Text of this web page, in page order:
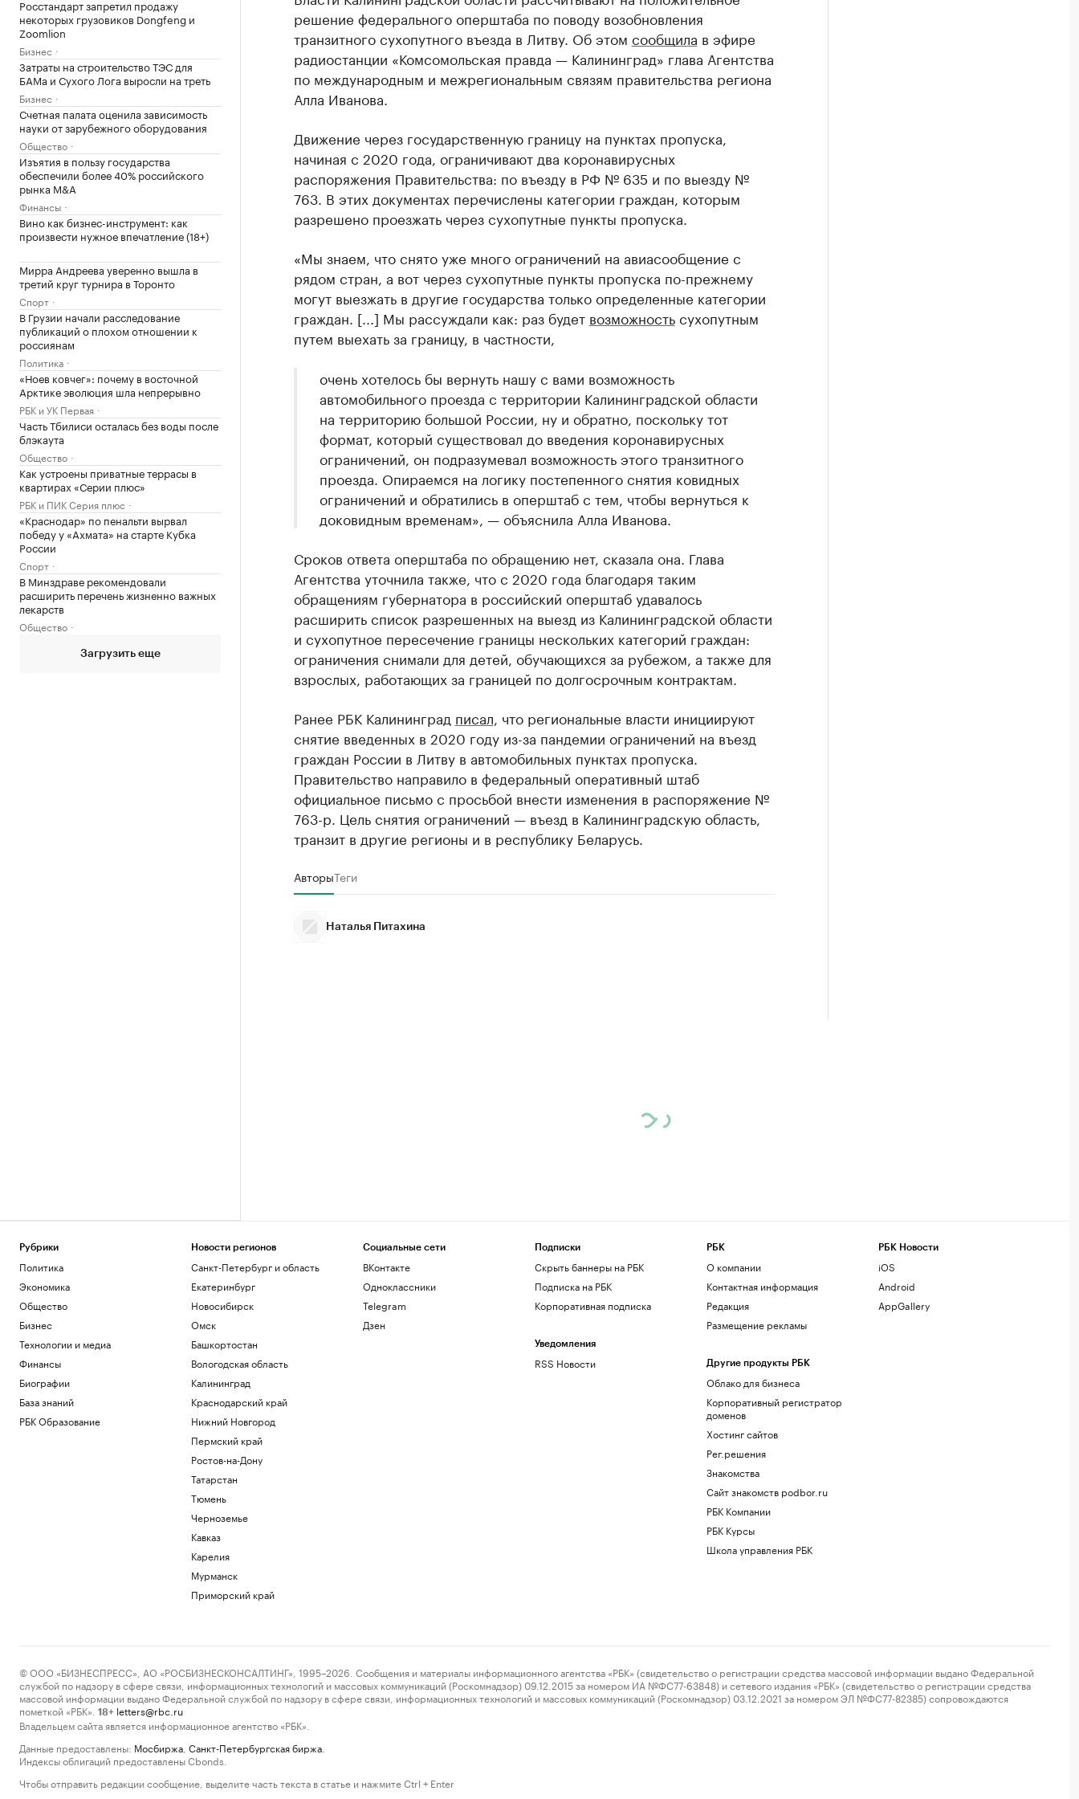
Росстандарт запретил продажу
некоторых грузовиков Dongfeng и
Zoomlion
Бизнес
Затраты на строительство ТЭС для
БАМа и Сухого Лога выросли на треть
Бизнес
Счетная палата оценила зависимость
науки от зарубежного оборудования
Общество
Изъятия в пользу государства
обеспечили более 40% российского
рынка M&A
Финансы
Вино как бизнес-инструмент: как
произвести нужное впечатление (18+)
Мирра Андреева уверенно вышла в
третий круг турнира в Торонто
Спорт
В Грузии начали расследование
публикаций о плохом отношении к
россиянам
Политика
«Ноев ковчег»: почему в восточной
Арктике эволюция шла непрерывно
РБК и УК Первая
Часть Тбилиси осталась без воды после
блэкаута
Общество
Как устроены приватные террасы в
квартирах «Серии плюс»
РБК и ПИК Серия плюс
«Краснодар» по пенальти вырвал
победу у «Ахмата» на старте Кубка
России
Спорт
В Минздраве рекомендовали
расширить перечень жизненно важных
лекарств
Общество
Загрузить еще
решение федерального оперштаба по поводу возобновления
транзитного сухопутного въезда в Литву. Об этом сообщила в эфире
радиостанции «Комсомольская правда — Калининград» глава Агентства
по международным и межрегиональным связям правительства региона
Алла Иванова.
Движение через государственную границу на пунктах пропуска,
начиная с 2020 года, ограничивают два коронавирусных
распоряжения Правительства: по въезду в РФ № 635 и по выезду №
763. В этих документах перечислены категории граждан, которым
разрешено проезжать через сухопутные пункты пропуска.
«Мы знаем, что снято уже много ограничений на авиасообщение с
рядом стран, а вот через сухопутные пункты пропуска по-прежнему
могут выезжать в другие государства только определенные категории
граждан. [...] Мы рассуждали как: раз будет возможностьсухопутным
путем выехать за границу, в частности,
очень хотелось бы вернуть нашу с вами возможность
автомобильного проезда с территории Калининградской области
на территорию большой России, ну и обратно, поскольку тот
формат, который существовал до введения коронавирусных
ограничений, он подразумевал возможность этого транзитного
проезда. Опираемся на логику постепенного снятия ковидных
ограничений и обратились в оперштаб с тем, чтобы вернуться к
доковидным временам», — объяснила Алла Иванова.
Сроков ответа оперштаба по обращению нет, сказала она. Глава
Агентства уточнила также, что с 2020 года благодаря таким
обращениям губернатора в российский оперштаб удавалось
расширить список разрешенных на выезд из Калининградской области
и сухопутное пересечение границы нескольких категорий граждан:
ограничения снимали для детей, обучающихся за рубежом, а также для
взрослых, работающих за границей по долгосрочным контрактам.
Ранее РБК Калининград писал , что региональные власти инициируют
снятие введенных в 2020 году из-за пандемии ограничений на въезд
граждан России в Литву в автомобильных пунктах пропуска.
Правительство направило в федеральный оперативный штаб
официальное письмо с просьбой внести изменения в распоряжение №
763-р. Цель снятия ограничений — въезд в Калининградскую область,
транзит в другие регионы и в республику Беларусь.
АвторыТеги
Наталья Питахина
Рубрики
Политика
Экономика
Общество
Бизнес
Технологии и медиа
Финансы
Биографии
База знаний
РБК Образование
Новости регионов
Санкт-Петербург и область
Екатеринбург
Новосибирск
Омск
Башкортостан
Вологодская область
Калининград
Краснодарский край
Нижний Новгород
Пермский край
Ростов-на-Дону
Татарстан
Тюмень
Черноземье
Кавказ
Карелия
Мурманск
Приморский край
Социальные сети
ВКонтакте
Одноклассники
Telegram
Дзен
Подписки
Скрыть баннеры на РБК
Подписка на РБК
Корпоративная подписка
Уведомления
RSS Новости
РБК
О компании
Контактная информация
Редакция
Размещение рекламы
Другие продукты РБК
Облако для бизнеса
Корпоративный регистратор
доменов
Хостинг сайтов
Рег.решения
Знакомства
Сайт знакомств podbor.ru
РБК Компании
РБК Курсы
Школа управления РБК
РБК Новости
iOS
Android
AppGallery
© ООО «БИЗНЕСПРЕСС», АО «РОСБИЗНЕСКОНСАЛТИНГ», 1995–2026. Сообщения и материалы информационного агентства «РБК» (свидетельство о регистрации средства массовой информации выдано Федеральной
службой по надзору в сфере связи, информационных технологий и массовых коммуникаций (Роскомнадзор) 09.12.2015 за номером ИА №ФС77-63848) и сетевого издания «РБК» (свидетельство о регистрации средства
массовой информации выдано Федеральной службой по надзору в сфере связи, информационных технологий и массовых коммуникаций (Роскомнадзор) 03.12.2021 за номером ЭЛ №ФС77-82385) сопровождаются
пометкой «РБК».
18+ letters@rbc.ru
Владельцем сайта является информационное агентство «РБК».
Данные предоставлены: Мосбиржа Санкт-Петербургская биржа
Индексы облигаций предоставлены Cbonds.
Чтобы отправить редакции сообщение, выделите часть текста в статье и нажмите Ctrl + Enter